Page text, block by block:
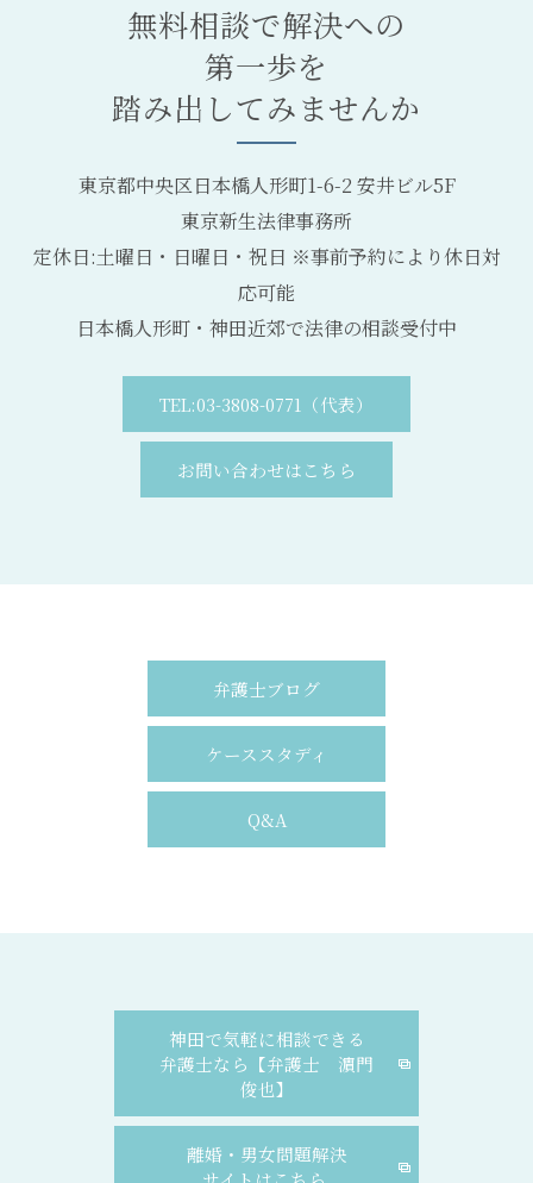
無料相談で解決への
第一歩を
踏み出してみませんか
東京都中央区日本橋人形町1-6-2 安井ビル5F
東京新生法律事務所
定休日:土曜日・日曜日・祝日 ※事前予約により休日対
応可能
日本橋人形町・神田近郊で法律の相談受付中
TEL:03-3808-0771（代表）
お問い合わせはこちら
弁護士ブログ
ケーススタディ
Q&A
神田で気軽に相談できる
弁護士なら【弁護士 濵門
俊也】
離婚・男女問題解決